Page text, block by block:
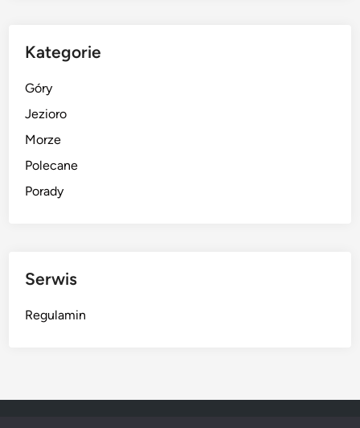
Kategorie
Góry
Jezioro
Morze
Polecane
Porady
Serwis
Regulamin